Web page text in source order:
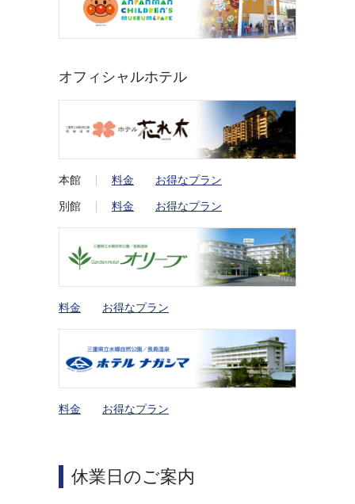
オフィシャルホテル
本館 料金 お得なプラン
別館 料金 お得なプラン
料金 お得なプラン
料金 お得なプラン
休業日のご案内